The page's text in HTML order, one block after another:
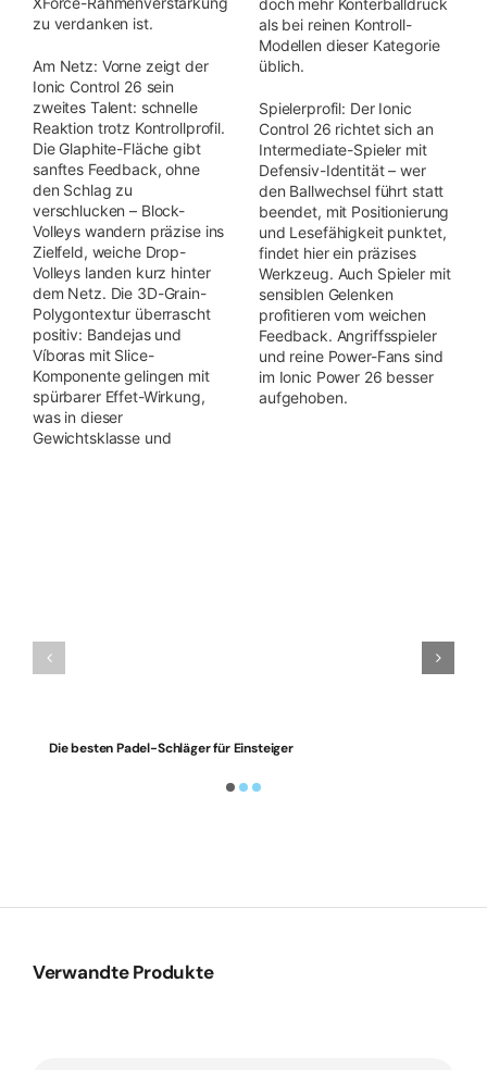
zu verdanken ist.
Am Netz: Vorne zeigt der
Ionic Control 26 sein
zweites Talent: schnelle
Reaktion trotz Kontrollprofil.
Die Glaphite-Fläche gibt
sanftes Feedback, ohne
den Schlag zu
verschlucken – Block-
Volleys wandern präzise ins
Zielfeld, weiche Drop-
Volleys landen kurz hinter
dem Netz. Die 3D-Grain-
Polygontextur überrascht
positiv: Bandejas und
Víboras mit Slice-
Komponente gelingen mit
spürbarer Effet-Wirkung,
was in dieser
Gewichtsklasse und
doch mehr Konterballdruck
als bei reinen Kontroll-
Modellen dieser Kategorie
üblich.
Spielerprofil: Der Ionic
Control 26 richtet sich an
Intermediate-Spieler mit
Defensiv-Identität – wer
den Ballwechsel führt statt
beendet, mit Positionierung
und Lesefähigkeit punktet,
findet hier ein präzises
Werkzeug. Auch Spieler mit
sensiblen Gelenken
profitieren vom weichen
Feedback. Angriffsspieler
und reine Power-Fans sind
im Ionic Power 26 besser
aufgehoben.
Die besten Padel-Schläger für Einsteiger
Verwandte Produkte